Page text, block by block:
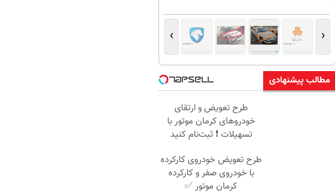
‹
›
مطالب پیشنهادی
طرح تعویض و ارتقای
خودروهای کرمان موتور با
تسهیلات ❗ ثبت‌نام کنید
طرح تعویض خودروی کارکرده
با خودروی صفر و کارکرده
کرمان موتور ✅